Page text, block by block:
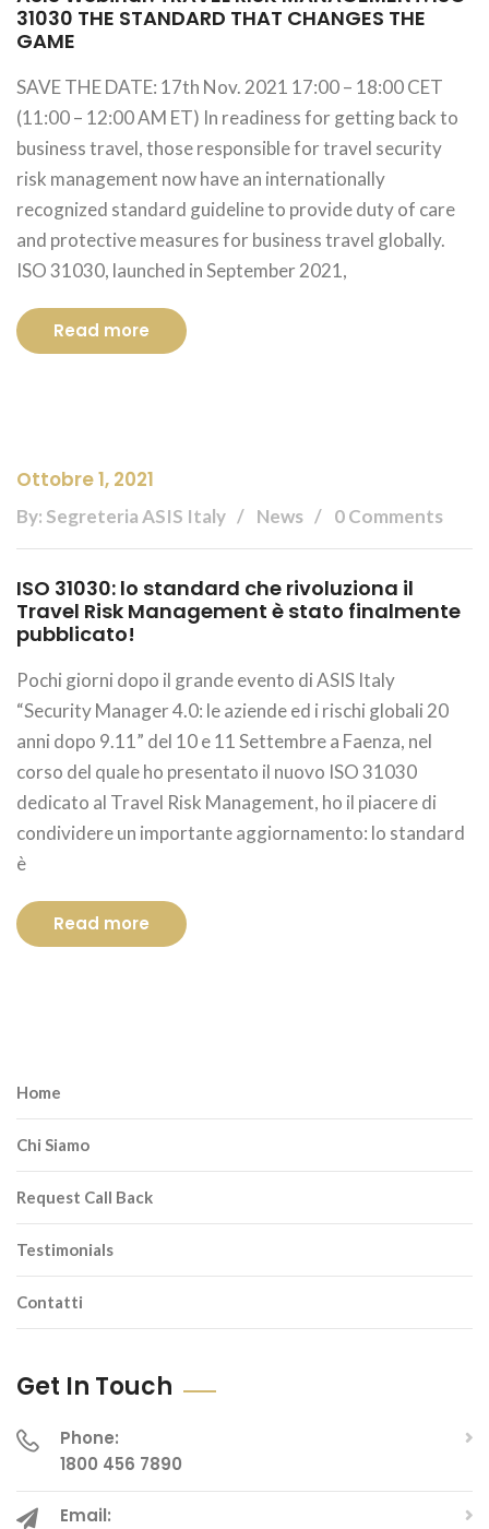
31030 THE STANDARD THAT CHANGES THE
GAME
SAVE THE DATE: 17th Nov. 2021 17:00 – 18:00 CET
(11:00 – 12:00 AM ET) In readiness for getting back to
business travel, those responsible for travel security
risk management now have an internationally
recognized standard guideline to provide duty of care
and protective measures for business travel globally.
ISO 31030, launched in September 2021,
Read more
Ottobre 1, 2021
By: Segreteria ASIS Italy News 0 Comments
ISO 31030: lo standard che rivoluziona il
Travel Risk Management è stato finalmente
pubblicato!
Pochi giorni dopo il grande evento di ASIS Italy
“Security Manager 4.0: le aziende ed i rischi globali 20
anni dopo 9.11” del 10 e 11 Settembre a Faenza, nel
corso del quale ho presentato il nuovo ISO 31030
dedicato al Travel Risk Management, ho il piacere di
condividere un importante aggiornamento: lo standard
è
Read more
Home
Chi Siamo
Request Call Back
Testimonials
Contatti
Get In Touch
Phone:
1800 456 7890
Email: